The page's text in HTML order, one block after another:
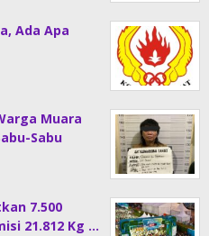
Ada Apa
Muara
Sabu
7.500
21.812 Kg …